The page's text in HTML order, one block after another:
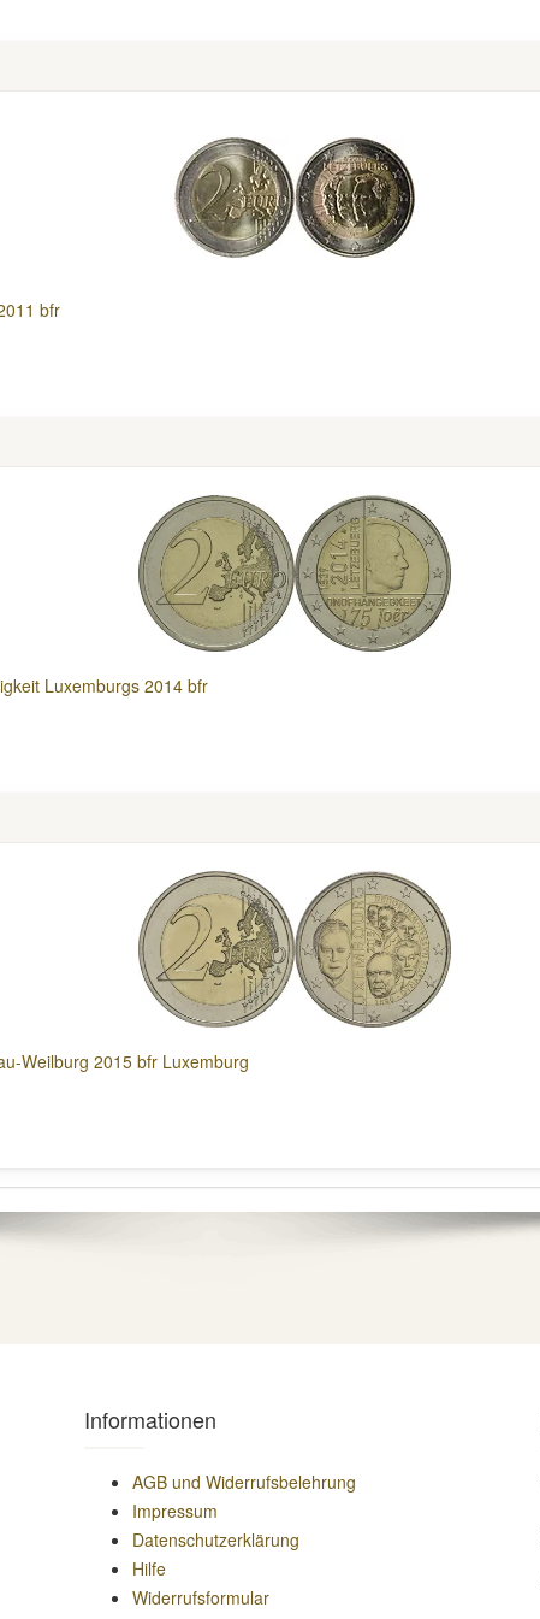
bfr
Luxemburgs 2014 bfr
Weilburg 2015 bfr Luxemburg
Informationen
AGB und Widerrufsbelehrung
Impressum
Datenschutzerklärung
Hilfe
Widerrufsformular